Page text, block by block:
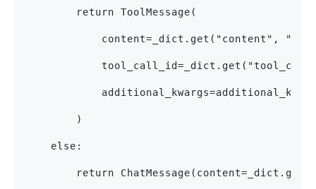
        return ToolMessage(
            content=_dict.get("content", ""),
        )
    else:
return